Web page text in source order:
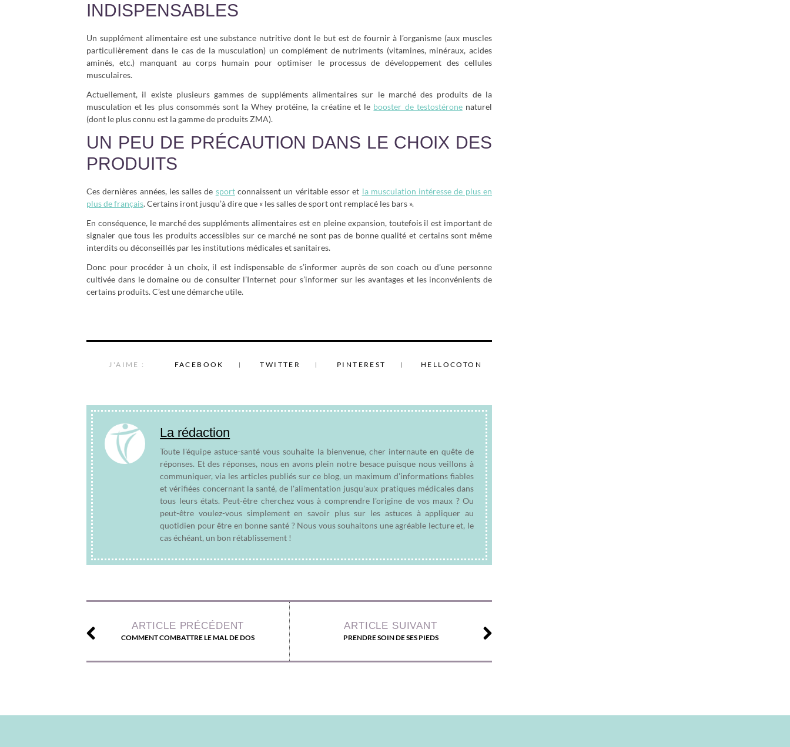
INDISPENSABLES
Un supplément alimentaire est une substance nutritive dont le but est de fournir à l’organisme (aux muscles
particulièrement dans le cas de la musculation) un complément de nutriments (vitamines, minéraux, acides
aminés, etc.) manquant au corps humain pour optimiser le processus de développement des cellules
musculaires.
Actuellement, il existe plusieurs gammes de suppléments alimentaires sur le marché des produits de la
musculation et les plus consommés sont la Whey protéine, la créatine et le booster de testostéronenaturel
(dont le plus connu est la gamme de produits ZMA).
UN PEU DE PRÉCAUTION DANS LE CHOIX DES
PRODUITS
Ces dernières années, les salles de sportconnaissent un véritable essor et la musculation intéresse de plus en
plus de français. Certains iront jusqu’à dire que « les salles de sport ont remplacé les bars ».
En conséquence, le marché des suppléments alimentaires est en pleine expansion, toutefois il est important de
signaler que tous les produits accessibles sur ce marché ne sont pas de bonne qualité et certains sont même
interdits ou déconseillés par les institutions médicales et sanitaires.
Donc pour procéder à un choix, il est indispensable de s’informer auprès de son coach ou d’une personne
cultivée dans le domaine ou de consulter l’Internet pour s’informer sur les avantages et les inconvénients de
certains produits. C’est une démarche utile.
J'AIME : FACEBOOK TWITTER PINTEREST HELLOCOTON
La rédaction
Toute l'équipe astuce-santé vous souhaite la bienvenue, cher internaute en quête de
réponses. Et des réponses, nous en avons plein notre besace puisque nous veillons à
communiquer, via les articles publiés sur ce blog, un maximum d'informations fiables
et vérifiées concernant la santé, de l'alimentation jusqu'aux pratiques médicales dans
tous leurs états. Peut-être cherchez vous à comprendre l'origine de vos maux ? Ou
peut-être voulez-vous simplement en savoir plus sur les astuces à appliquer au
quotidien pour être en bonne santé ? Nous vous souhaitons une agréable lecture et, le
cas échéant, un bon rétablissement !
ARTICLE PRÉCÉDENT
COMMENT COMBATTRE LE MAL DE DOS
ARTICLE SUIVANT
PRENDRE SOIN DE SES PIEDS